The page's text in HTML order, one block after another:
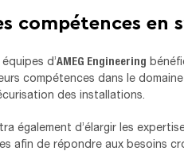
compétences en
d’AMEG Engineering
compétences dans le
des installations.
également d’élargir les
afin de répondre aux besoins